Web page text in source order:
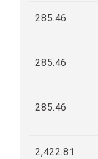
285.46
285.46
285.46
2,422.81